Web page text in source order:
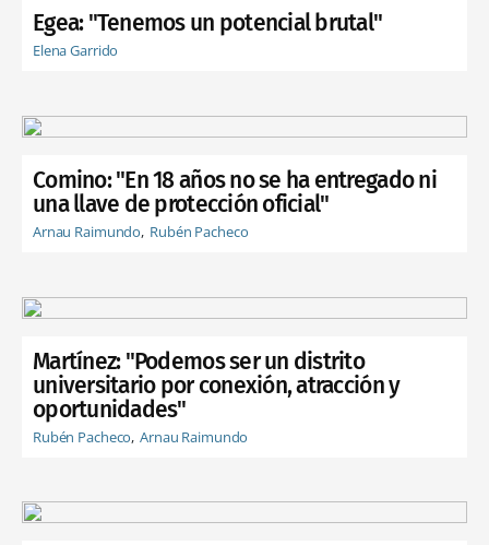
Egea: "Tenemos un potencial brutal"
Elena Garrido
Comino: "En 18 años no se ha entregado ni
una llave de protección oficial"
Arnau Raimundo Rubén Pacheco
Martínez: "Podemos ser un distrito
universitario por conexión, atracción y
oportunidades"
Rubén Pacheco Arnau Raimundo